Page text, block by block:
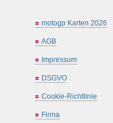
motogp Karten 2026
AGB
Impressum
DSGVO
Cookie-Richtlinie
Firma